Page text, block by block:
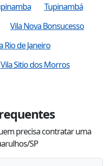
Tupinambá
Vila Nova Bonsucesso
Rio de Janeiro
Vila Sitio dos Morros
precisa contratar uma
SP